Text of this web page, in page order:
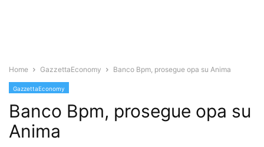
Home GazzettaEconomy Banco Bpm, prosegue opa su Anima
GazzettaEconomy
Banco Bpm, prosegue opa su
Anima